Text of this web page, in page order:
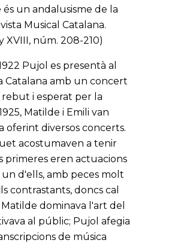
un andalusisme de la
Musical Catalana.
XVIII, núm. 208-210)
Pujol es presentà al
Catalana amb un concert
i esperat per la
Matilde i Emili van
oferint diversos concerts.
acostumaven a tenir
primeres eren actuacions
d'ells, amb peces molt
contrastants, doncs cal
dominava l'art del
al públic; Pujol afegia
de música